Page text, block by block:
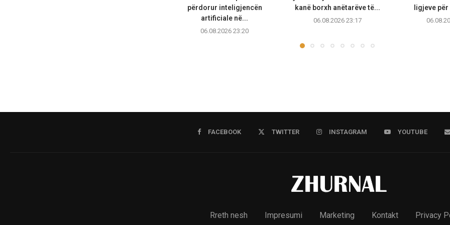
përdorur inteligjencën
artificiale në...
06.08.2026 23:20
kanë borxh anëtarëve të...
06.08.2026 23:17
ligjeve
FACEBOOK TWITTER INSTAGRAM YOUTUBE
Rreth nesh Impresumi Marketing Kontakt Privacy